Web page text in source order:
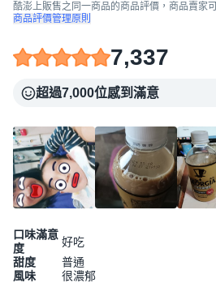
酷澎上販售之同一商品的商品評價，商品賣家
商品評價管理原則
7,337
超過7,000位感到滿意
口味滿意
度
好吃
甜度
普通
風味
很濃郁